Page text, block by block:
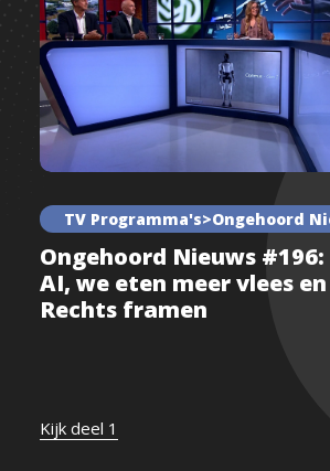
TV Programma's>Ongehoord
Ongehoord Nieuws
AI, we eten meer vlees
Rechts framen
Kijk deel 1